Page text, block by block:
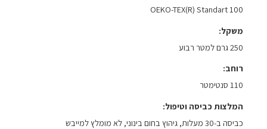
OEKO-TEX(R) Standart 100
משקל
250 גרם למטר רבוע
רוחב
110 סנטימטר
המלצות כביסה וטיפול
כביסה ב-30 מעלות, גיהוץ בחום בינוני, לא מומלץ למייבש